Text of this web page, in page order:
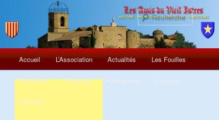
Menu
principal
Aller
au
Accueil L’Association Actualités Les Fouilles
Patrimoine L’Agenda
Archives